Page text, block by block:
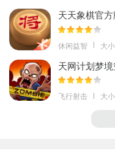
天天象棋官方
休闲益智 大
天网计划梦
飞行射击 大